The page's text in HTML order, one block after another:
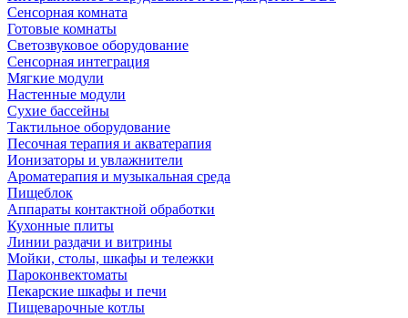
Сенсорная комната
Готовые комнаты
Светозвуковое оборудование
Сенсорная интеграция
Мягкие модули
Настенные модули
Сухие бассейны
Тактильное оборудование
Песочная терапия и акватерапия
Ионизаторы и увлажнители
Ароматерапия и музыкальная среда
Пищеблок
Аппараты контактной обработки
Кухонные плиты
Линии раздачи и витрины
Мойки, столы, шкафы и тележки
Пароконвектоматы
Пекарские шкафы и печи
Пищеварочные котлы